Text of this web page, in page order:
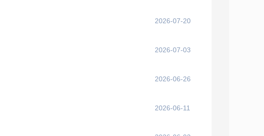
2026-07-20
2026-07-03
2026-06-26
2026-06-11